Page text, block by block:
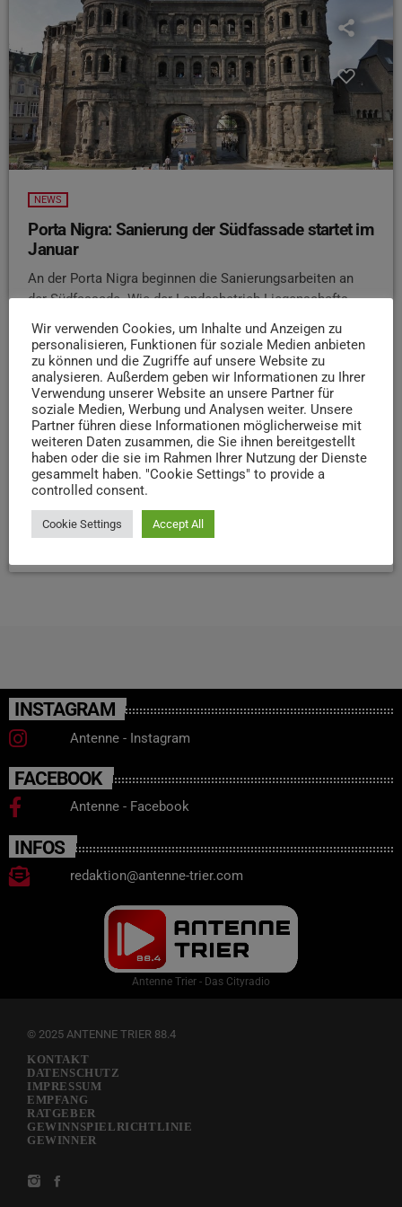
NEWS
Porta Nigra: Sanierung der Südfassade startet im
Januar
An der Porta Nigra beginnen die Sanierungsarbeiten an
der Südfassade. Wie der Landesbetrieb Liegenschafts-
und Baubetreuung Rheinland-Pfalz im Auftrag des
Finanzministeriums mitteilt, wird ab dem 5. Januar
zunächst ein Gerüst aufgebaut, die eigentlichen
Restaurierungsarbeiten starten im Februar. Bis Ende 2027
soll die Natursteinfassade gereinigt, denkmalgerecht
gefestigt und langfristig konserviert werden, die typischen
dunklen Verfärbungen werden dabei nur reduziert. Die
Kosten der Sanierung liegen bei rund einer Millionen Euro.
Trotz der Arbeiten bleibt die Porta Nigra für Besucher
29. DEZEMBER 2025 86
INSTAGRAM
Antenne - Instagram
FACEBOOK
Antenne - Facebook
INFOS
redaktion@antenne-trier.com
Antenne Trier - Das Cityradio
© 2025 ANTENNE TRIER 88.4
KONTAKT
DATENSCHUTZ
IMPRESSUM
EMPFANG
RATGEBER
GEWINNSPIELRICHTLINIE
GEWINNER
Wir verwenden Cookies, um Inhalte und Anzeigen zu
personalisieren, Funktionen für soziale Medien anbieten
zu können und die Zugriffe auf unsere Website zu
analysieren. Außerdem geben wir Informationen zu Ihrer
Verwendung unserer Website an unsere Partner für
soziale Medien, Werbung und Analysen weiter. Unsere
Partner führen diese Informationen möglicherweise mit
weiteren Daten zusammen, die Sie ihnen bereitgestellt
haben oder die sie im Rahmen Ihrer Nutzung der Dienste
gesammelt haben. "Cookie Settings" to provide a
controlled consent.
Cookie Settings Accept All